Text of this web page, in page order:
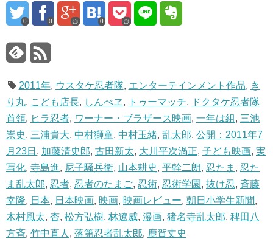
0 0 0
2011年, ウスタケ忍者隊, エンターテインメント作品, き
り丸, こども店長, しんべヱ, トゥーマッチ, ドクタケ忍者隊
首領, ヒラ忍者, ワーナー・ブラザース映画, 一年は組 , 三池
崇史, 三浦貴大, 中村獅童, 中村玉緒, 乱太郎, 公開：2011年7
月23日 , 加藤清史郎, 古田新太, 大川平次渦正, 子ども映画, 実
写化, 寺島進, 尼子騒兵衛, 山本耕史, 平幹二朗, 忍たま , 忍た
ま乱太郎, 忍者, 忍者のたまご, 忍術, 忍術学園 , 抜け忍, 斉藤
幸隆, 日本, 日本映画, 映画, 映画レビュー, 朝日小学生新聞,
木村風太, 杏, 松方弘樹, 林遼威, 漫画, 猪名寺乱太郎, 稗田八
方斉, 竹中直人 , 落第忍者乱太郎, 鹿賀丈史